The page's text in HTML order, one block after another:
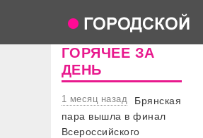
ГОРЯЧЕЕ ЗА
ДЕНЬ
1 месяц назад
Брянская
пара вышла в финал
Всероссийского